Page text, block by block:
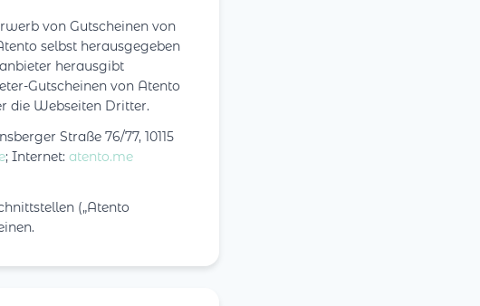
von Gutscheinen von
selbst herausgegeben
herausgibt
Gutscheinen von Atento
die Webseiten Dritter.
Straße 76/77, 10115
; Internet: atento.me
(„Atento